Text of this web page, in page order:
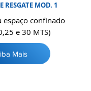
RESGATE MOD. 1
espaço confinado
e 30 MTS)
Mais